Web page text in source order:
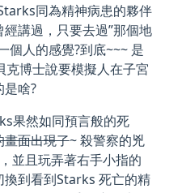
同為精神病患的夥伴
講過，只要去過”那個地
個人的感覺?到底~~~ 是
克博士說要模擬人在子宮
是啥?
果然如同預言般的死
畫面出現了~ 殺警察的兇
並且玩弄著右手小指的
到看到Starks 死亡的精